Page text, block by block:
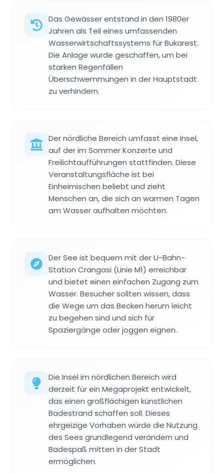
Das Gewässer entstand in den 1980er
Jahren als Teil eines umfassenden
Wasserwirtschaftssystems für Bukarest.
Die Anlage wurde geschaffen, um bei
starken Regenfällen
Überschwemmungen in der Hauptstadt
zu verhindern.
Der nördliche Bereich umfasst eine Insel,
auf der im Sommer Konzerte und
Freilichtaufführungen stattfinden. Diese
Veranstaltungsfläche ist bei
Einheimischen beliebt und zieht
Menschen an, die sich an warmen Tagen
am Wasser aufhalten möchten.
Der See ist bequem mit der U-Bahn-
Station Crangasi (Linie M1) erreichbar
und bietet einen einfachen Zugang zum
Wasser. Besucher sollten wissen, dass
die Wege um das Becken herum leicht
zu begehen sind und sich für
Spaziergänge oder joggen eignen.
Die Insel im nördlichen Bereich wird
derzeit für ein Megaprojekt entwickelt,
das einen großflächigen künstlichen
Badestrand schaffen soll. Dieses
ehrgeizige Vorhaben würde die Nutzung
des Sees grundlegend verändern und
Badespaß mitten in der Stadt
ermöglichen.